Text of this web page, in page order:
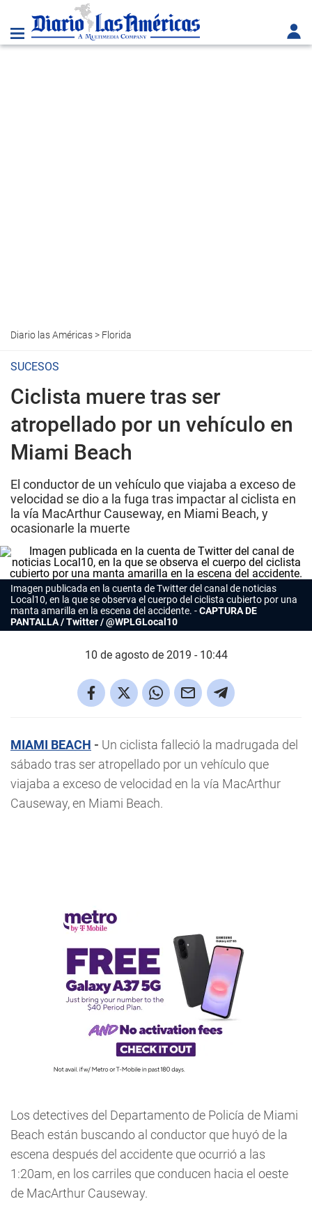
Diario las Américas> Florida
SUCESOS
Ciclista muere tras ser
atropellado por un vehículo en
Miami Beach
El conductor de un vehículo que viajaba a exceso de
velocidad se dio a la fuga tras impactar al ciclista en
la vía MacArthur Causeway, en Miami Beach, y
ocasionarle la muerte
Imagen publicada en la cuenta de Twitter del canal de noticias
Local10, en la que se observa el cuerpo del ciclista cubierto por una
manta amarilla en la escena del accidente.
CAPTURA DE
PANTALLA / Twitter / @WPLGLocal10
10 de agosto de 2019 - 10:44
MIAMI BEACH - Un ciclista falleció la madrugada del
sábado tras ser atropellado por un vehículo que
viajaba a exceso de velocidad en la vía MacArthur
Causeway, en Miami Beach.
Los detectives del Departamento de Policía de Miami
Beach están buscando al conductor que huyó de la
escena después del accidente que ocurrió a las
1:20am, en los carriles que conducen hacia el oeste
de MacArthur Causeway.